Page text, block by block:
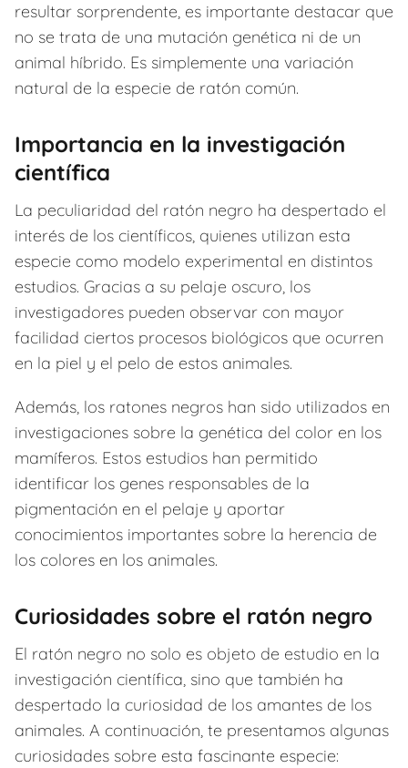
resultar sorprendente, es importante destacar que
no se trata de una mutación genética ni de un
animal híbrido. Es simplemente una variación
natural de la especie de ratón común.
Importancia en la investigación
científica
La peculiaridad del ratón negro ha despertado el
interés de los científicos, quienes utilizan esta
especie como modelo experimental en distintos
estudios. Gracias a su pelaje oscuro, los
investigadores pueden observar con mayor
facilidad ciertos procesos biológicos que ocurren
en la piel y el pelo de estos animales.
Además, los ratones negros han sido utilizados en
investigaciones sobre la genética del color en los
mamíferos. Estos estudios han permitido
identificar los genes responsables de la
pigmentación en el pelaje y aportar
conocimientos importantes sobre la herencia de
los colores en los animales.
Curiosidades sobre el ratón negro
El ratón negro no solo es objeto de estudio en la
investigación científica, sino que también ha
despertado la curiosidad de los amantes de los
animales. A continuación, te presentamos algunas
curiosidades sobre esta fascinante especie: